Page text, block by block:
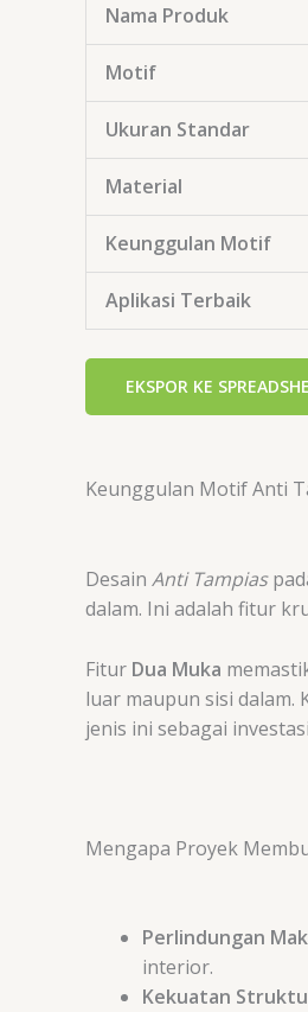
Nama Produk
Motif
Ukuran Standar
Material
Keunggulan Motif
Aplikasi Terbaik
EKSPOR KE
Keunggulan Motif Anti
Desain Anti Tampias
dalam. Ini adalah fitur
Fitur Dua Muka
luar maupun sisi dalam.
jenis ini sebagai
Mengapa Proyek
Perlindungan
interior.
Kekuatan